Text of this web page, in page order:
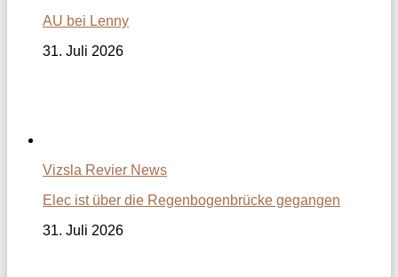
AU bei Lenny
31. Juli 2026
Vizsla Revier News
Elec ist über die Regenbogenbrücke gegangen
31. Juli 2026